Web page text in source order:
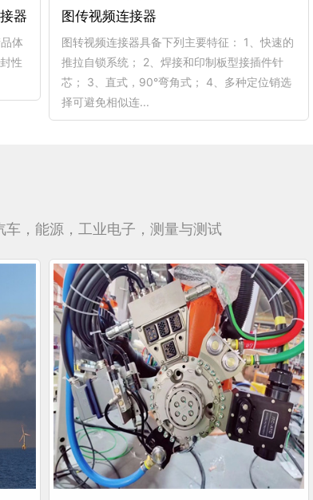
器
体
性
图传视频连接器
图转视频连接器具备下列主要特征： 1、快速的
推拉自锁系统； 2、焊接和印制板型接插件针
芯； 3、直式，90°弯角式； 4、多种定位销选
择可避免相似连...
，能源，工业电子，测量与测试